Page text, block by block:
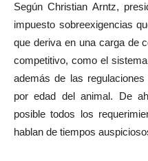
Según Christian Arntz,
impuesto sobreexigencias
que deriva en una carga de
competitivo, como el
además de las
por edad del animal. De
posible todos los
hablan de tiempos